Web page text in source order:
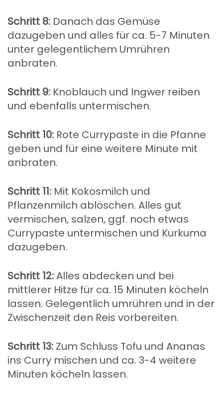
Schritt 8: Danach das Gemüse
dazugeben und alles für ca. 5-7 Minuten
unter gelegentlichem Umrühren
anbraten.
Schritt 9: Knoblauch und Ingwer reiben
und ebenfalls untermischen.
Schritt 10: Rote Currypaste in die Pfanne
geben und für eine weitere Minute mit
anbraten.
Schritt 11: Mit Kokosmilch und
Pflanzenmilch ablöschen. Alles gut
vermischen, salzen, ggf. noch etwas
Currypaste untermischen und Kurkuma
dazugeben.
Schritt 12:Alles abdecken und bei
mittlerer Hitze für ca. 15 Minuten köcheln
lassen. Gelegentlich umrühren und in der
Zwischenzeit den Reis vorbereiten.
Schritt 13: Zum Schluss Tofu und Ananas
ins Curry mischen und ca. 3-4 weitere
Minuten köcheln lassen.